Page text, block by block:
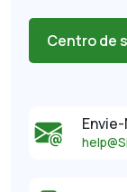
Centro de